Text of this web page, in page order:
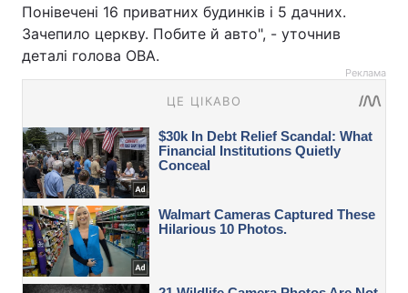
Понівечені 16 приватних будинків і 5 дачних.
Зачепило церкву. Побите й авто", - уточнив
деталі голова ОВА.
Реклама